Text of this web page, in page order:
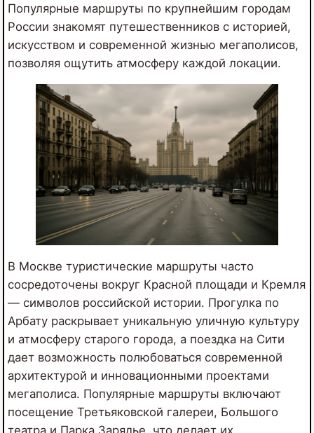
Популярные маршруты по крупнейшим городам
России знакомят путешественников с историей,
искусством и современной жизнью мегаполисов,
позволяя ощутить атмосферу каждой локации.
В Москве туристические маршруты часто
сосредоточены вокруг Красной площади и Кремля
— символов российской истории. Прогулка по
Арбату раскрывает уникальную уличную культуру
и атмосферу старого города, а поездка на Сити
дает возможность полюбоваться современной
архитектурой и инновационными проектами
мегаполиса. Популярные маршруты включают
посещение Третьяковской галереи, Большого